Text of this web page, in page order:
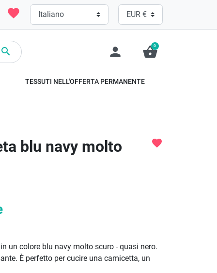
favorite
 person shopping_basket
0
TESSUTI NELL'OFFERTA PERMANENTE
blu navy molto
favorite
un colore blu navy molto scuro - quasi nero.
È perfetto per cucire una camicetta, un